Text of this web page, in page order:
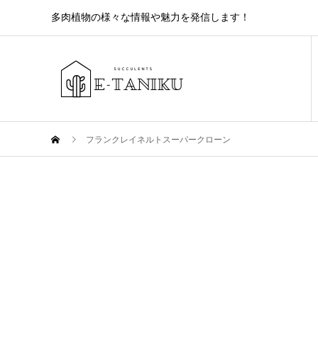
多肉植物の様々な情報や魅力を発信します！
フランクレイネルトスーパークローン